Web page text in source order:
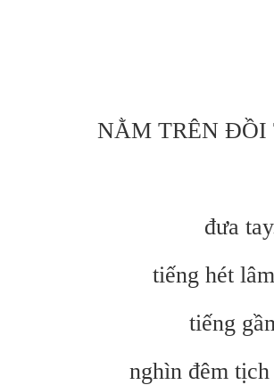
NẰM TRÊN ĐỒI
đưa
tiếng hét
tiếng
nghìn đêm